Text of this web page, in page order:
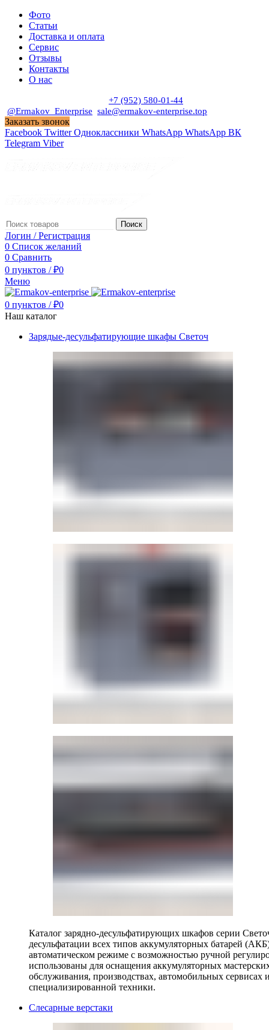
Фото
Статьи
Доставка и оплата
Сервис
Отзывы
Контакты
О нас
+7 (952) 580-01-44
@Ermakov_Enterprise sale@ermakov-enterprise.top
Заказать звонок
Facebook Twitter Одноклассники WhatsApp WhatsApp ВК
Telegram Viber
Поиск
Логин / Регистрация
0 Список желаний
0 Сравнить
0 пунктов / ₽0
Меню
0 пунктов / ₽0
Наш каталог
Зарядые-десульфатирующие шкафы Светоч
Каталог зарядно-десульфатирующих шкафов серии
десульфатации всех типов аккумуляторных батарей
автоматическом режиме с возможностью ручной
использованы для оснащения аккумуляторных
обслуживания, производствах, автомобильных
специализированной техники.
Слесарные верстаки